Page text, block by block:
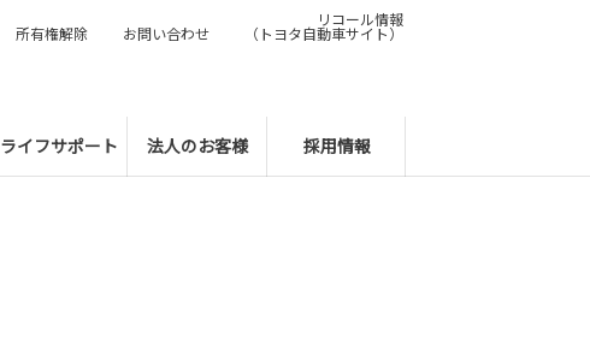
ライフサポート 法人のお客様 採用情報
所有権解除 お問い合わせ
リコール情報
（トヨタ自動車サイト）